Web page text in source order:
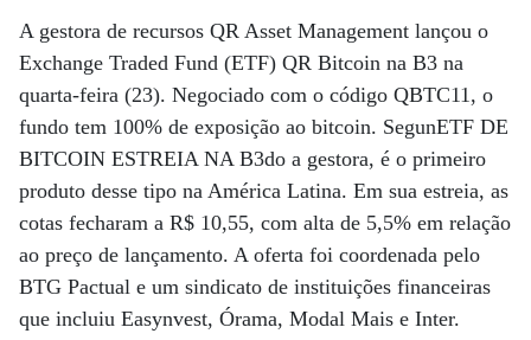
A gestora de recursos QR Asset Management lançou o
Exchange Traded Fund (ETF) QR Bitcoin na B3 na
quarta-feira (23). Negociado com o código QBTC11, o
fundo tem 100% de exposição ao bitcoin. SegunETF DE
BITCOIN ESTREIA NA B3do a gestora, é o primeiro
produto desse tipo na América Latina. Em sua estreia, as
cotas fecharam a R$ 10,55, com alta de 5,5% em relação
ao preço de lançamento. A oferta foi coordenada pelo
BTG Pactual e um sindicato de instituições financeiras
que incluiu Easynvest, Órama, Modal Mais e Inter.